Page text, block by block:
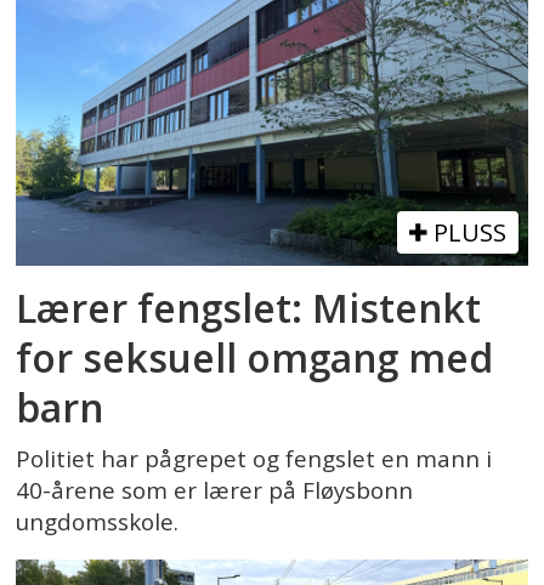
PLUSS
Lærer fengslet: Mistenkt
for seksuell omgang med
barn
Politiet har pågrepet og fengslet en mann i
40-årene som er lærer på Fløysbonn
ungdomsskole.